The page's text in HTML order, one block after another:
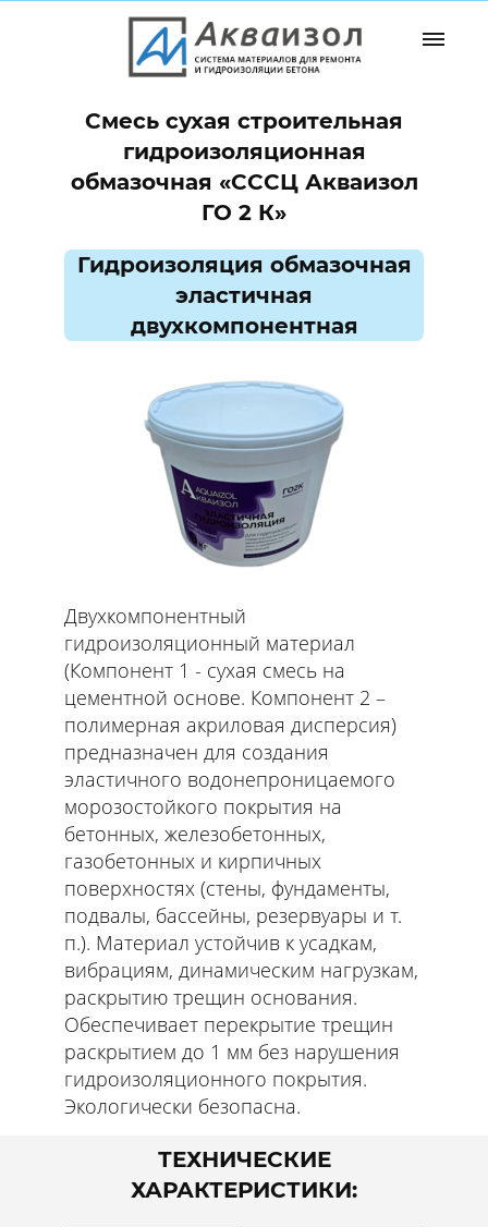
Смесь сухая строительная
гидроизоляционная
обмазочная «СССЦ Акваизол
ГО 2 К»
Гидроизоляция обмазочная
эластичная
двухкомпонентная
Двухкомпонентный
гидроизоляционный материал
(Компонент 1 - сухая смесь на
цементной основе. Компонент 2 –
полимерная акриловая дисперсия)
предназначен для создания
эластичного водонепроницаемого
морозостойкого покрытия на
бетонных, железобетонных,
газобетонных и кирпичных
поверхностях (стены, фундаменты,
подвалы, бассейны, резервуары и т.
п.). Материал устойчив к усадкам,
вибрациям, динамическим нагрузкам,
раскрытию трещин основания.
Обеспечивает перекрытие трещин
раскрытием до 1 мм без нарушения
гидроизоляционного покрытия.
Экологически безопасна.
ТЕХНИЧЕСКИЕ
ХАРАКТЕРИСТИКИ: